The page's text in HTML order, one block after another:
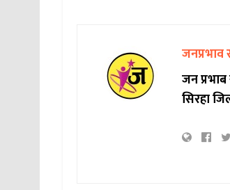
जनप्रभाव
जन
सिरहा